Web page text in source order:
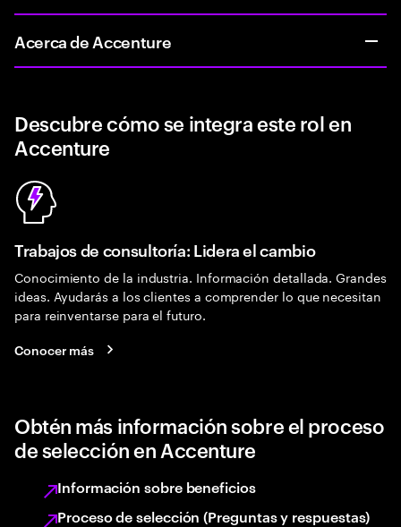
Acerca de Accenture
Descubre cómo se integra este rol en
Accenture
Trabajos de consultoría: Lidera el cambio
Conocimiento de la industria. Información detallada. Grandes
ideas. Ayudarás a los clientes a comprender lo que necesitan
para reinventarse para el futuro.
Conocer más
Obtén más información sobre el proceso
de selección en Accenture
Información sobre beneficios
Proceso de selección (Preguntas y respuestas)